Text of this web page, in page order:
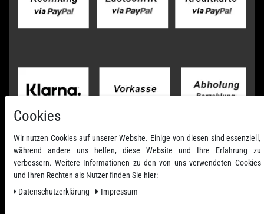
Cookies
Wir nutzen Cookies auf unserer Website. Einige von diesen sind essenziell,
während andere uns helfen, diese Website und Ihre Erfahrung zu
verbessern. Weitere Informationen zu den von uns verwendeten Cookies
und Ihren Rechten als Nutzer finden Sie hier:
Daten­schutz­erklärung
Impressum